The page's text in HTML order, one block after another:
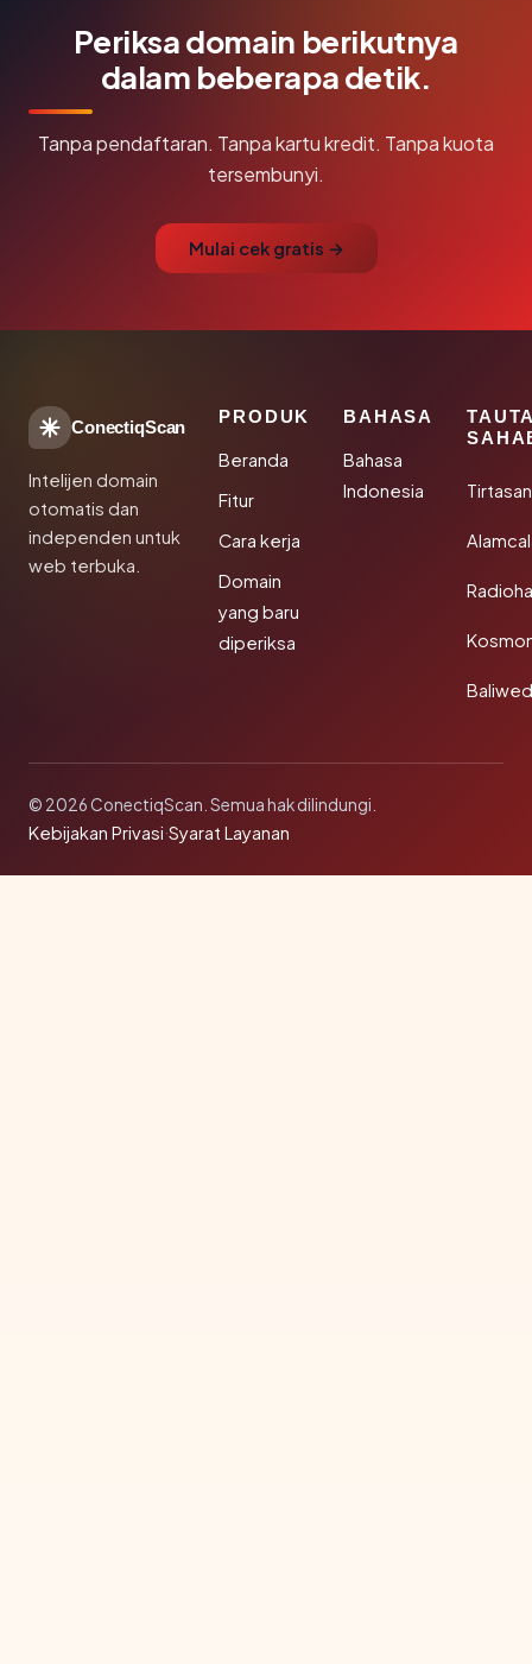
Periksa domain berikutnya
dalam beberapa detik.
Tanpa pendaftaran. Tanpa kartu kredit. Tanpa kuota
tersembunyi.
Mulai cek gratis →
ConectiqScan
Intelijen domain
otomatis dan
independen untuk
web terbuka.
PRODUK
Beranda
Fitur
Cara kerja
Domain
yang baru
diperiksa
BAHASA
Bahasa
Indonesia
© 2026 ConectiqScan. Semua hak dilindungi.
Kebijakan Privasi·Syarat Layanan